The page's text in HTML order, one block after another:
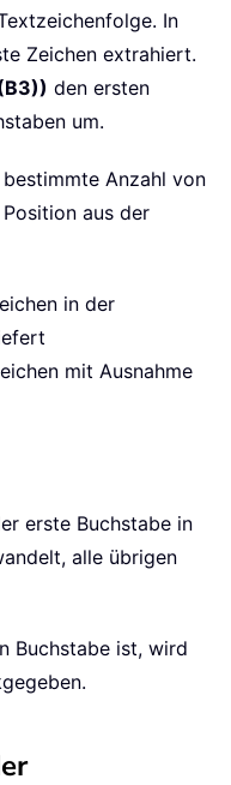
In
Zeichen extrahiert.
den ersten
um.
Anzahl von
aus der
in der
mit Ausnahme
erste Buchstabe in
alle übrigen
Buchstabe ist, wird